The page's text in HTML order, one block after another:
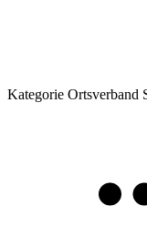
Kategorie Ortsverband